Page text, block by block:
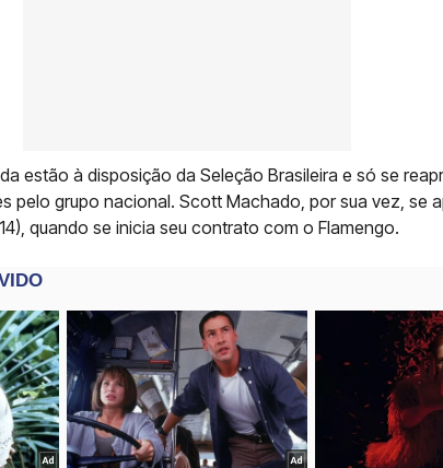
estão à disposição da Seleção Brasileira e só se
pelo grupo nacional. Scott Machado, por sua vez, se
quando se inicia seu contrato com o Flamengo.